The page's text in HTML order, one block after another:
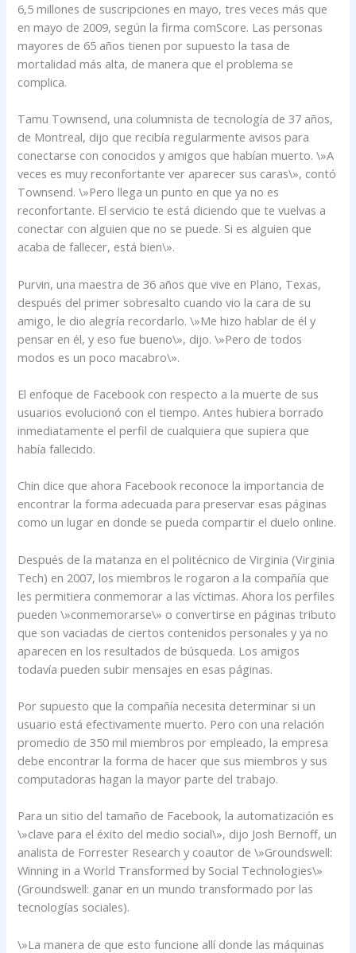
6,5 millones de suscripciones en mayo, tres veces más que
en mayo de 2009, según la firma comScore. Las personas
mayores de 65 años tienen por supuesto la tasa de
mortalidad más alta, de manera que el problema se
complica.
Tamu Townsend, una columnista de tecnología de 37 años,
de Montreal, dijo que recibía regularmente avisos para
conectarse con conocidos y amigos que habían muerto. \»A
veces es muy reconfortante ver aparecer sus caras\», contó
Townsend. \»Pero llega un punto en que ya no es
reconfortante. El servicio te está diciendo que te vuelvas a
conectar con alguien que no se puede. Si es alguien que
acaba de fallecer, está bien\».
Purvin, una maestra de 36 años que vive en Plano, Texas,
después del primer sobresalto cuando vio la cara de su
amigo, le dio alegría recordarlo. \»Me hizo hablar de él y
pensar en él, y eso fue bueno\», dijo. \»Pero de todos
modos es un poco macabro\».
El enfoque de Facebook con respecto a la muerte de sus
usuarios evolucionó con el tiempo. Antes hubiera borrado
inmediatamente el perfil de cualquiera que supiera que
había fallecido.
Chin dice que ahora Facebook reconoce la importancia de
encontrar la forma adecuada para preservar esas páginas
como un lugar en donde se pueda compartir el duelo online.
Después de la matanza en el politécnico de Virginia (Virginia
Tech) en 2007, los miembros le rogaron a la compañía que
les permitiera conmemorar a las víctimas. Ahora los perfiles
pueden \»conmemorarse\» o convertirse en páginas tributo
que son vaciadas de ciertos contenidos personales y ya no
aparecen en los resultados de búsqueda. Los amigos
todavía pueden subir mensajes en esas páginas.
Por supuesto que la compañía necesita determinar si un
usuario está efectivamente muerto. Pero con una relación
promedio de 350 mil miembros por empleado, la empresa
debe encontrar la forma de hacer que sus miembros y sus
computadoras hagan la mayor parte del trabajo.
Para un sitio del tamaño de Facebook, la automatización es
\»clave para el éxito del medio social\», dijo Josh Bernoff, un
analista de Forrester Research y coautor de \»Groundswell:
Winning in a World Transformed by Social Technologies\»
(Groundswell: ganar en un mundo transformado por las
tecnologías sociales).
\»La manera de que esto funcione allí donde las máquinas